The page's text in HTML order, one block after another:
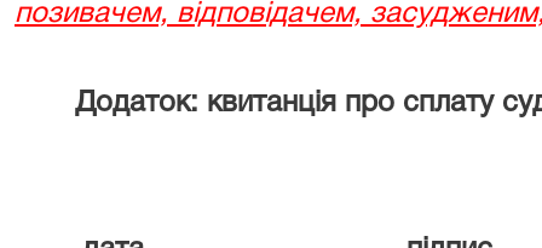
позивачем, відповідачем,
Додаток: квитанція про сплату